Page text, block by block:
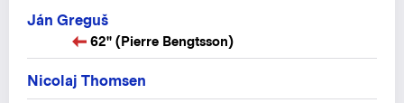
Ján Greguš
62" (Pierre Bengtsson)
Nicolaj Thomsen